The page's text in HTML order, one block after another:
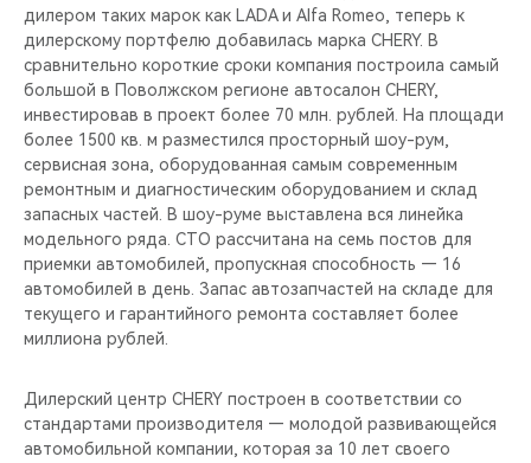
НАШИ МЕРОПРИЯТИЯ
ВИДЕООБЗОРЫ
CHERY ДЛЯ ДЕТЕЙ
дилером таких марок как LADA и Alfa Romeo, теперь к
дилерскому портфелю добавилась марка CHERY. В
сравнительно короткие сроки компания построила самый
большой в Поволжском регионе автосалон CHERY,
инвестировав в проект более 70 млн. рублей. На площади
более 1500 кв. м разместился просторный шоу-рум,
сервисная зона, оборудованная самым современным
ремонтным и диагностическим оборудованием и склад
запасных частей. В шоу-руме выставлена вся линейка
модельного ряда. СТО рассчитана на семь постов для
приемки автомобилей, пропускная способность — 16
автомобилей в день. Запас автозапчастей на складе для
текущего и гарантийного ремонта составляет более
миллиона рублей.
Дилерский центр CHERY построен в соответствии со
стандартами производителя — молодой развивающейся
автомобильной компании, которая за 10 лет своего